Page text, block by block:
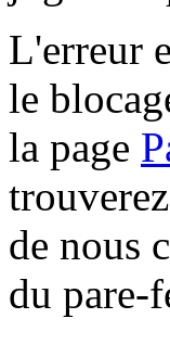
L'erreur
le
la page
de nous
du pare-